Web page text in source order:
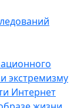
экстремизму
Интернет